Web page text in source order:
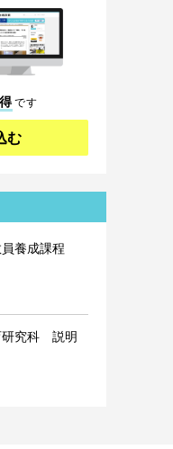
です
む
員養成課程
研究科 説明